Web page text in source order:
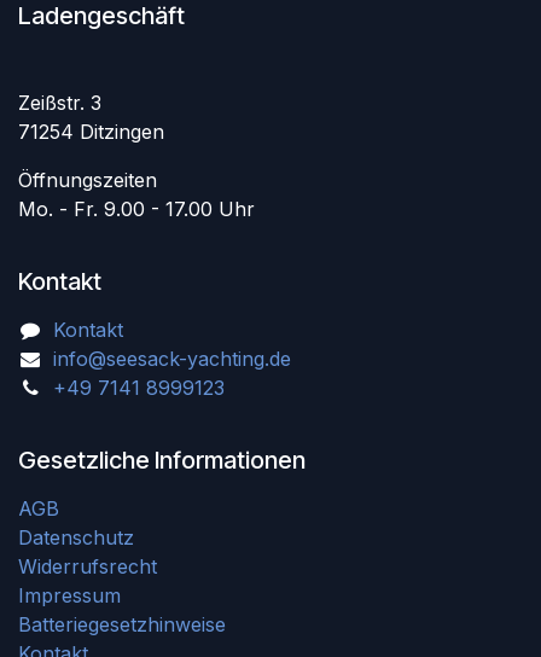
Ladengeschäft
Zeißstr. 3
71254 Ditzingen
Öffnungszeiten
Mo. - Fr. 9.00 - 17.00 Uhr
Kontakt
Kontakt
info@seesack-yachting.de
+49 7141 8999123
Gesetzliche Informationen
AGB
Datenschutz
Widerrufsrecht
Impressum
Batteriegesetzhinweise